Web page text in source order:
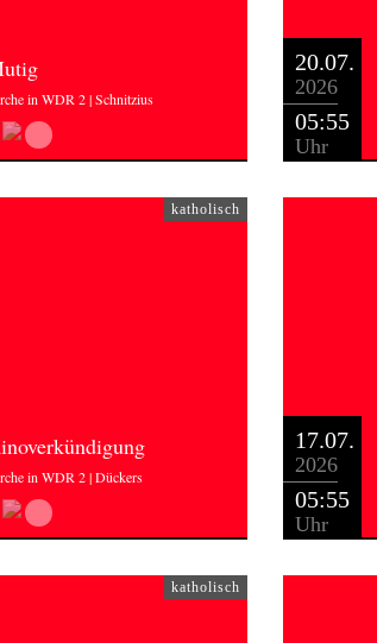
in WDR 2 | Schnitzius
20.07.
2026
05:55
Uhr
katholisch
in WDR 2 | Dückers
17.07.
2026
05:55
Uhr
katholisch